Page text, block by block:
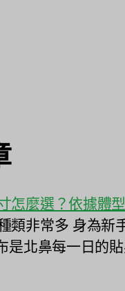
怎麼選？依據體
類非常多 身為新
是北鼻每一日的